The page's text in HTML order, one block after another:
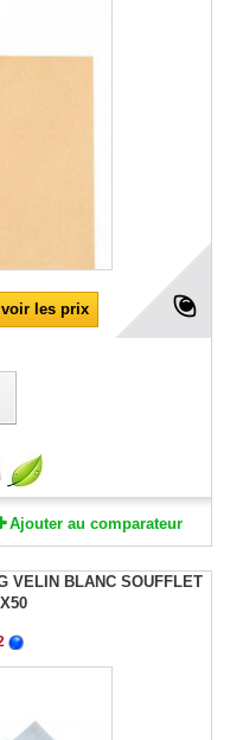
les prix
Ajouter au comparateur
VELIN BLANC SOUFFLET